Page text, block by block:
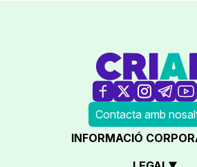
Contacta amb
INFORMACIÓ